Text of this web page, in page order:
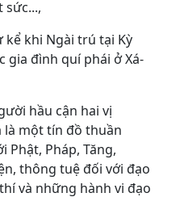
sức...,
kể khi Ngài trú tại Kỳ
gia đình quí phái ở Xá-
hầu cận hai vị
là một tín đồ thuần
Phật, Pháp, Tăng,
thông tuệ đối với đạo
và những hành vi đạo